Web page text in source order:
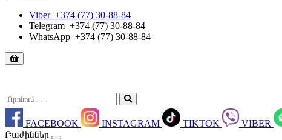
Viber +374 (77) 30-88-84
Telegram +374 (77) 30-88-84
WhatsApp +374 (77) 30-88-84
FACEBOOK INSTAGRAM TIKTOK VIBER
Բաժիններ